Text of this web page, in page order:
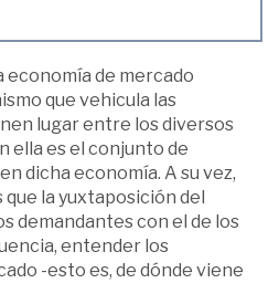
economía de mercado
que vehicula las
lugar entre los diversos
ella es el conjunto de
dicha economía. A su vez,
que la yuxtaposición del
demandantes con el de los
entender los
-esto es, de dónde viene